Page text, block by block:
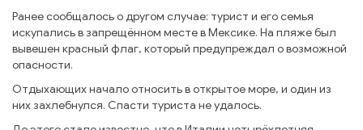
Ранее сообщалось о другом случае: турист и его семья
искупались в запрещённом месте в Мексике. На пляже был
вывешен красный флаг, который предупреждал о возможной
опасности.
Отдыхающих начало относить в открытое море, и один из
них захлебнулся. Спасти туриста не удалось.